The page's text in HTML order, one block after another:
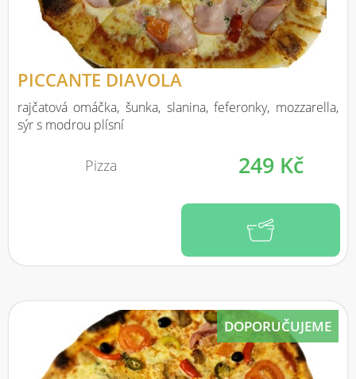
PICCANTE DIAVOLA
rajčatová omáčka, šunka, slanina, feferonky, mozzarella,
sýr s modrou plísní
Pizza 249 Kč
DOPORUČUJEME